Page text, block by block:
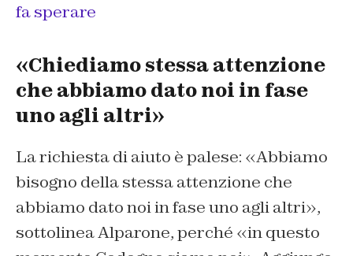
fa sperare
«Chiediamo stessa attenzione
che abbiamo dato noi in fase
uno agli altri»
La richiesta di aiuto è palese: «Abbiamo
bisogno della stessa attenzione che
abbiamo dato noi in fase uno agli altri»,
sottolinea Alparone, perché «in questo